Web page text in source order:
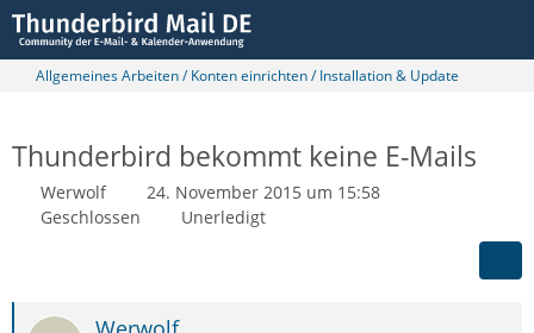
Allgemeines Arbeiten / Konten einrichten / Installation & Update
Thunderbird bekommt keine E-Mails
Werwolf
24. November 2015 um 15:58
Geschlossen
Unerledigt